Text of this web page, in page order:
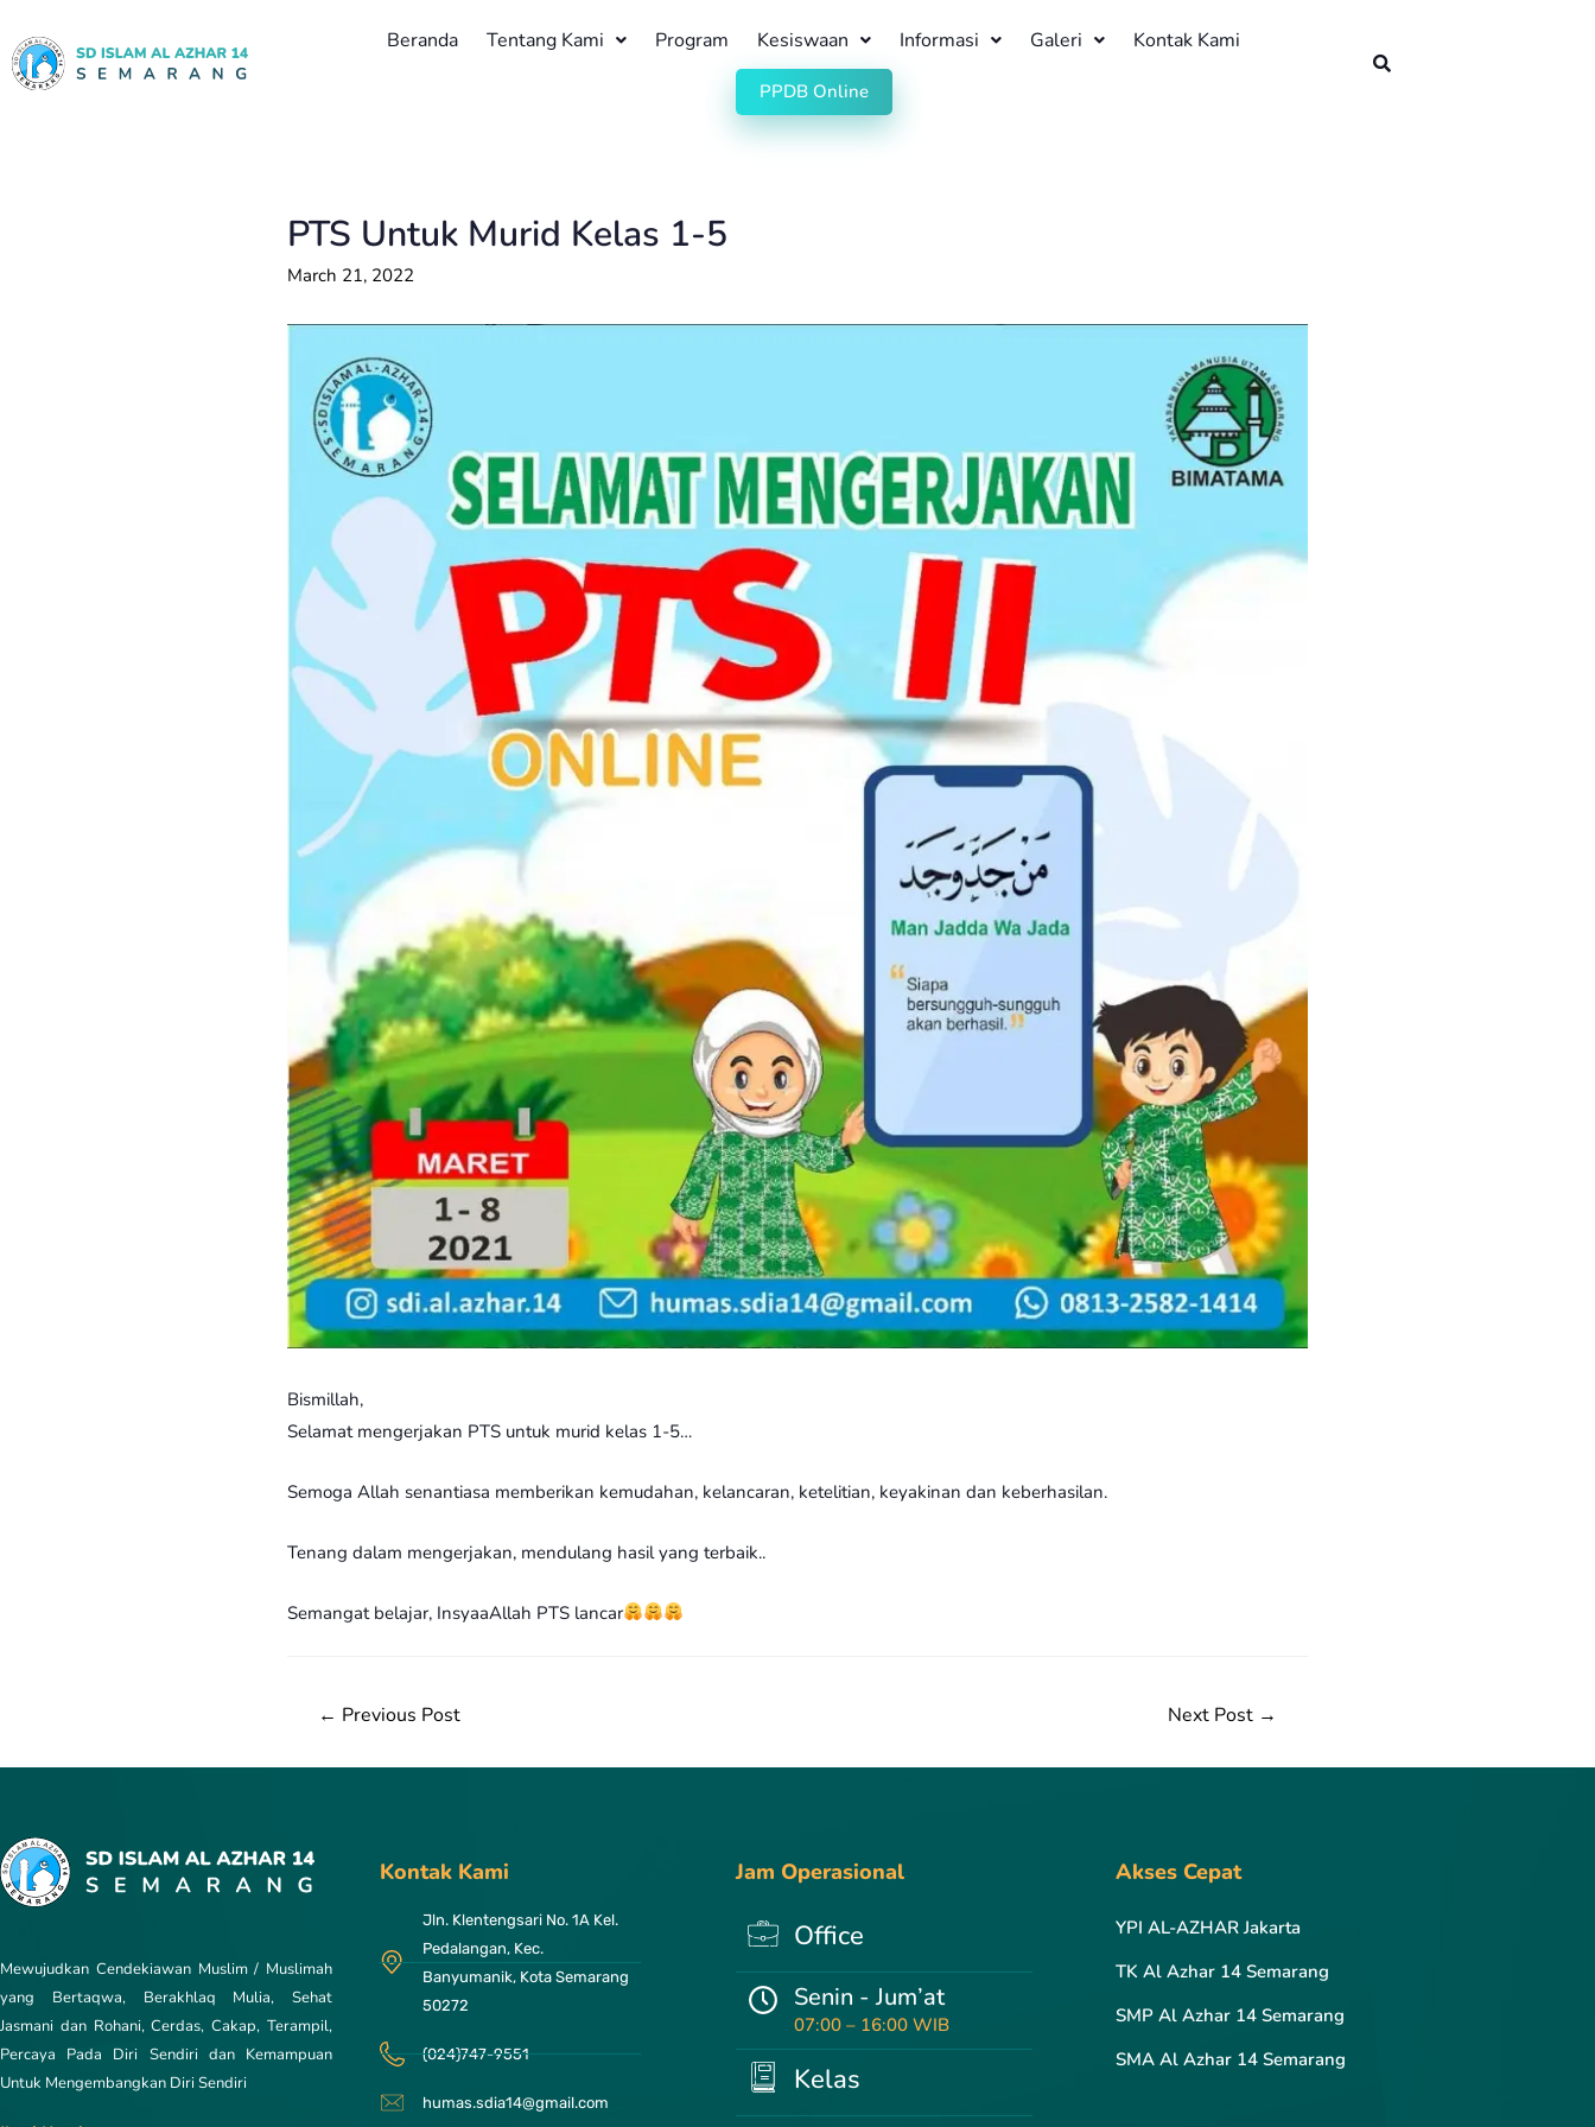
Beranda Tentang Kami Program Kesiswaan Informasi Galeri Kontak Kami
PPDB Online
PTS Untuk Murid Kelas 1-5
March 21, 2022
Bismillah,
Selamat mengerjakan PTS untuk murid kelas 1-5…
Semoga Allah senantiasa memberikan kemudahan, kelancaran, ketelitian, keyakinan dan keberhasilan.
Tenang dalam mengerjakan, mendulang hasil yang terbaik..
Semangat belajar, InsyaaAllah PTS lancar
← Previous Post Next Post →
Mewujudkan Cendekiawan Muslim / Muslimah
yang Bertaqwa, Berakhlaq Mulia, Sehat
Jasmani dan Rohani, Cerdas, Cakap, Terampil,
Percaya Pada Diri Sendiri dan Kemampuan
Untuk Mengembangkan Diri Sendiri
Kontak Kami
Jln. Klentengsari No. 1A Kel.
Pedalangan, Kec.
Banyumanik, Kota Semarang
50272
(024)747-9551
humas.sdia14@gmail.com
Jam Operasional
Office
Senin - Jum’at
07:00 – 16:00 WIB
Kelas
Akses Cepat
YPI AL-AZHAR Jakarta
TK Al Azhar 14 Semarang
SMP Al Azhar 14 Semarang
SMA Al Azhar 14 Semarang